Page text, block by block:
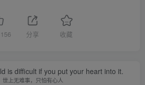
156 分享 收藏
is difficult if you put your heart into it.
世上无难事，只怕有心人